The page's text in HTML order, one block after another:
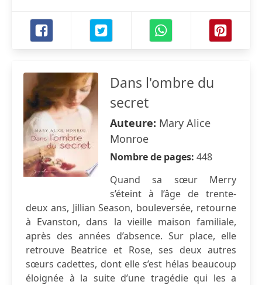
Dans l'ombre du
secret
Auteure: Mary Alice
Monroe
Nombre de pages: 448
Quand sa sœur Merry
s’éteint à l’âge de trente-
deux ans, Jillian Season, bouleversée, retourne
à Evanston, dans la vieille maison familiale,
après des années d’absence. Sur place, elle
retrouve Beatrice et Rose, ses deux autres
sœurs cadettes, dont elle s’est hélas beaucoup
éloignée à la suite d’une tragédie qui les a